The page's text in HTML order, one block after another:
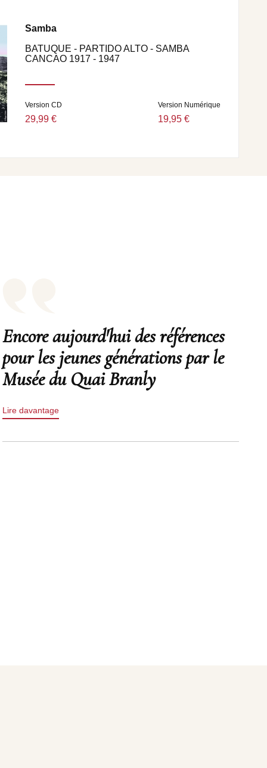
Samba
BATUQUE - PARTIDO ALTO - SAMBA
CANCAO 1917 - 1947
Version CD
29,99 €
Version Numérique
19,95 €
Encore aujourd'hui des références
pour les jeunes générations par le
Musée du Quai Branly
Lire davantage